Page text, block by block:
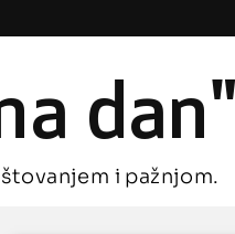
dan"
i pažnjom.